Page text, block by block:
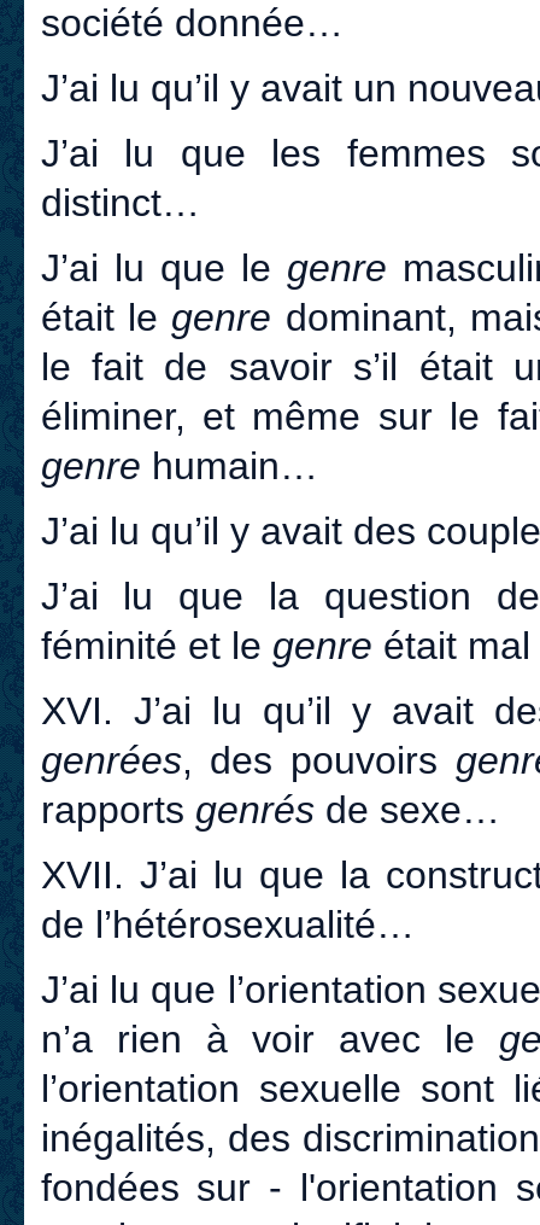
société donnée…
J’ai lu qu’il y avait un
J’ai lu que les femmes
distinct…
J’ai lu que le genre
était le genre dominant,
le fait de savoir s’il était
éliminer, et même sur le
genre humain…
J’ai lu qu’il y avait des
J’ai lu que la question
féminité et le genre était
XVI. J’ai lu qu’il y avait
genrées, des pouvoirs
rapports genrésde sexe…
XVII. J’ai lu que la
de l’hétérosexualité…
J’ai lu que l’orientation
n’a rien à voir avec le
l’orientation sexuelle sont
inégalités, des
fondées sur - l'orientation